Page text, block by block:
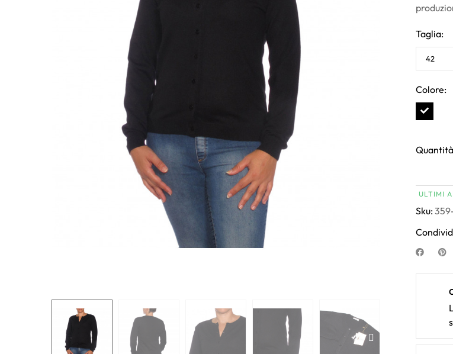
Taglia:
Colore:
Quantità
ULTIMI
Sku: